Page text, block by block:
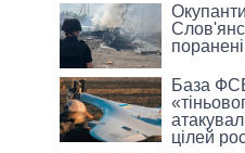
поранені
База
цілей